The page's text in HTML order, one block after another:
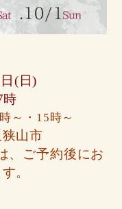
(日)
時
～・15時～
山市
、ご予約後にお
。